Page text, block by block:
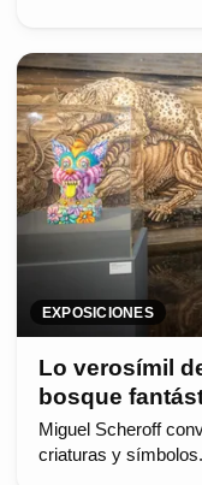
EXPOSICIONES
Lo verosímil
bosque
Miguel Scheroff
criaturas y símbolos.